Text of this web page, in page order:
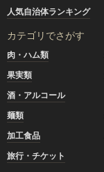
人気自治体ランキング
カテゴリでさがす
肉・ハム類
果実類
酒・アルコール
麺類
加工食品
旅行・チケット